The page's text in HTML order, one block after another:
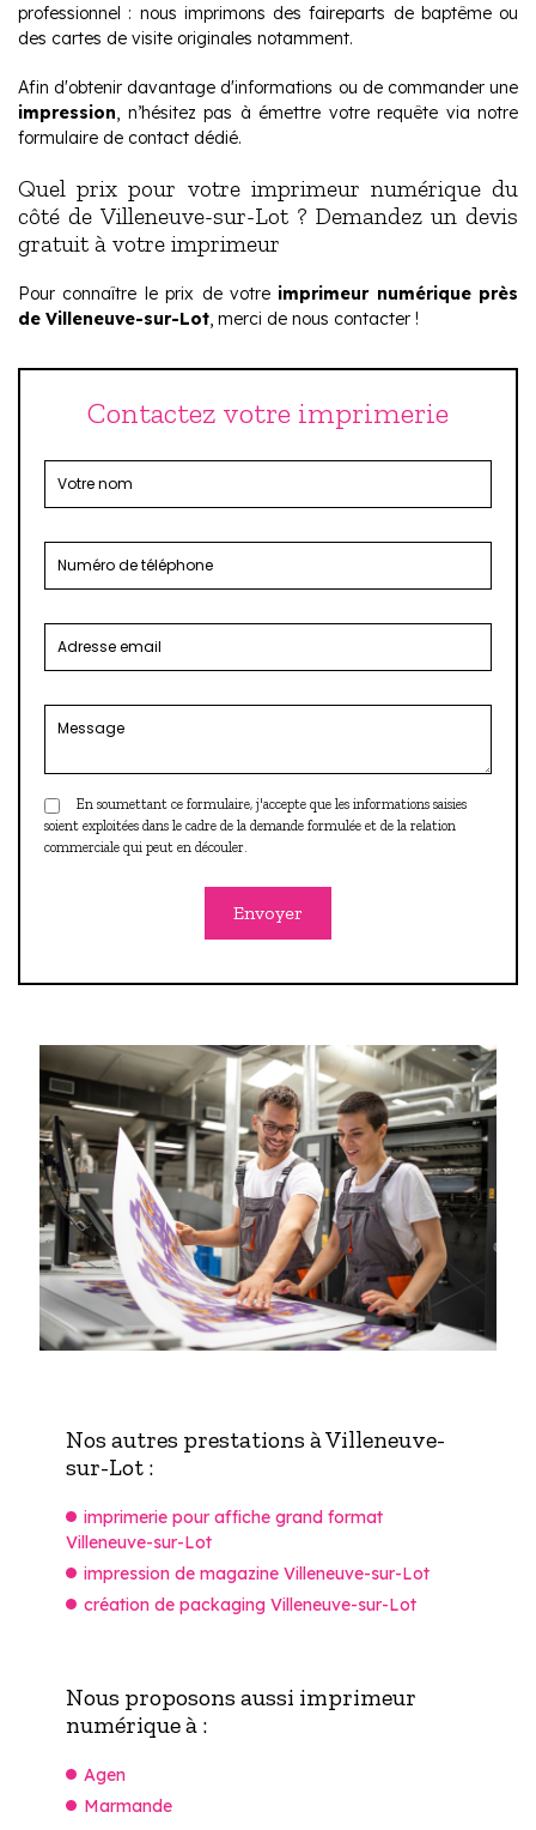
professionnel : nous imprimons des faireparts de baptême ou
des cartes de visite originales notamment.
Afin d'obtenir davantage d'informations ou de commander une
impression, n’hésitez pas à émettre votre requête via notre
formulaire de contact dédié.
Quel prix pour votre imprimeur numérique du
côté de Villeneuve-sur-Lot ? Demandez un devis
gratuit à votre imprimeur
Pour connaître le prix de votre imprimeur numérique près
de Villeneuve-sur-Lot, merci de nous contacter !
Contactez votre imprimerie
En soumettant ce formulaire, j'accepte que les informations saisies
soient exploitées dans le cadre de la demande formulée et de la relation
commerciale qui peut en découler.
Nos autres prestations à Villeneuve-
sur-Lot :
imprimerie pour affiche grand format
Villeneuve-sur-Lot
impression de magazine Villeneuve-sur-Lot
création de packaging Villeneuve-sur-Lot
Nous proposons aussi imprimeur
numérique à :
Agen
Marmande